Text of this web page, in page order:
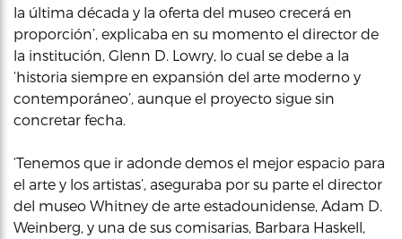
la última década y la oferta del museo crecerá en
proporción’, explicaba en su momento el director de
la institución, Glenn D. Lowry, lo cual se debe a la
‘historia siempre en expansión del arte moderno y
contemporáneo’, aunque el proyecto sigue sin
concretar fecha.
‘Tenemos que ir adonde demos el mejor espacio para
el arte y los artistas’, aseguraba por su parte el director
del museo Whitney de arte estadounidense, Adam D.
Weinberg, y una de sus comisarias, Barbara Haskell,